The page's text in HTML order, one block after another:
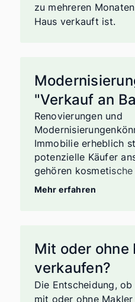
zu mehreren
Haus verkauft ist.
"Verkauf an
Renovierungen und
Immobilie erheblich
potenzielle Käufer
gehören
frische Farbe und
Wartung,
Staging und
ist es ratsam, mit
Immobilienexperten
Mehr erfahren
Mit oder ohne
verkaufen?
Die Entscheidung,
mit oder ohne